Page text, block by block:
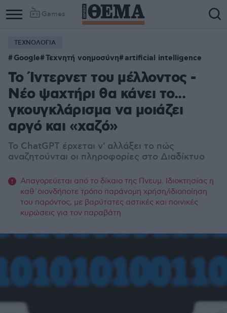
Games
ΤΕΧΝΟΛΟΓΙΑ
Google Τεχνητή νοημοσύνη artificial intelligence
Το Ίντερνετ του μέλλοντος -
Νέο ψαχτήρι θα κάνει το...
γκουγκλάρισμα να μοιάζει
αργό και «χαζό»
Το ChatGPT έρχεται ν' αλλάξει το πώς
αναζητούνται οι πληροφορίες στο Διαδίκτυο
Απαγορεύεται από το δίκαιο της Πνευμ. Ιδιοκτησίας η
καθ΄οιονδήποτε τρόπο παράνομη χρήση/ιδιοποίηση
του παρόντος, με βαρύτατες αστικές και ποινικές
κυρώσεις για τον παραβάτη